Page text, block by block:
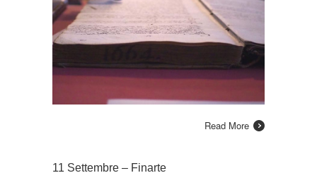
Read More
11 Settembre – Finarte